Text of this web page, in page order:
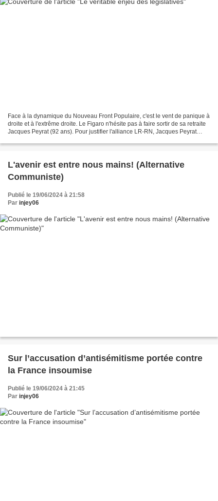
Face à la dynamique du Nouveau Front Populaire, c'est le vent de panique à
droite et à l'extrême droite. Le Figaro n'hésite pas à faire sortir de sa retraite
Jacques Peyrat (92 ans). Pour justifier l'alliance LR-RN, Jacques Peyrat
L'avenir est entre nous mains! (Alternative
Communiste)
Publié le 19/06/2024 à 21:58
Par injey06
Sur l’accusation d’antisémitisme portée contre
la France insoumise
Publié le 19/06/2024 à 21:45
Par injey06